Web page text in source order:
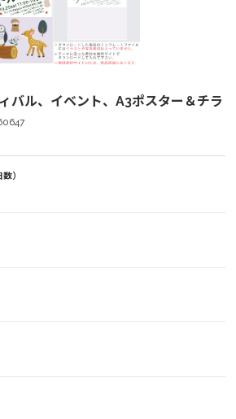
バル、イベント、A3ポスター＆チラ
）